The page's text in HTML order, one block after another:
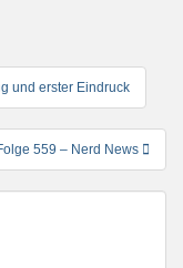
und erster Eindruck
559 – Nerd News